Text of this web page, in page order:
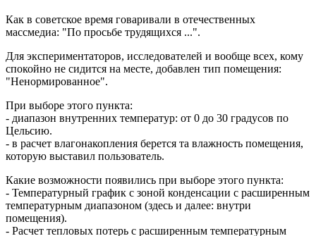
Как в советское время говаривали в отечественных
массмедиа: "По просьбе трудящихся ...".
Для экспериментаторов, исследователей и вообще всех, кому
спокойно не сидится на месте, добавлен тип помещения:
"Ненормированное".
При выборе этого пункта:
- диапазон внутренних температур: от 0 до 30 градусов по
Цельсию.
- в расчет влагонакопления берется та влажность помещения,
которую выставил пользователь.
Какие возможности появились при выборе этого пункта:
- Температурный график с зоной конденсации с расширенным
температурным диапазоном (здесь и далее: внутри
помещения).
- Расчет тепловых потерь с расширенным температурным